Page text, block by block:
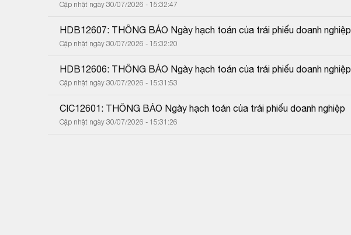
Cập nhật ngày 30/07/2026 - 15:32:47
HDB12607: THÔNG BÁO Ngày hạch toán của trái phiếu doanh nghiệp
Cập nhật ngày 30/07/2026 - 15:32:20
HDB12606: THÔNG BÁO Ngày hạch toán của trái phiếu doanh nghiệp
Cập nhật ngày 30/07/2026 - 15:31:53
CIC12601: THÔNG BÁO Ngày hạch toán của trái phiếu doanh nghiệp
Cập nhật ngày 30/07/2026 - 15:31:26